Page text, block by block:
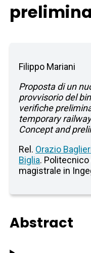
Filippo Mariani
Proposta di un
provvisorio del
verifiche
temporary
Concept and
Rel. Orazio
Biglia. Politecnico
magistrale in
Abstract